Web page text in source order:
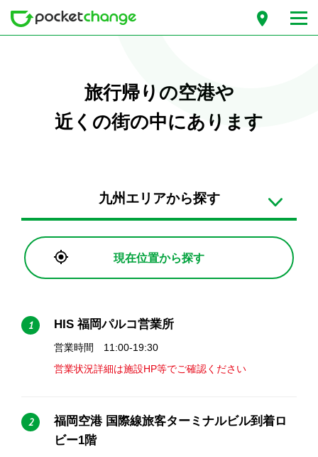
旅行帰りの空港や
近くの街の中にあります
九州エリアから探す
現在位置から探す
1 HIS 福岡パルコ営業所
営業時間 11:00-19:30
営業状況詳細は施設HP等でご確認ください
2
福岡空港 国際線旅客ターミナルビル到着ロ
ビー1階